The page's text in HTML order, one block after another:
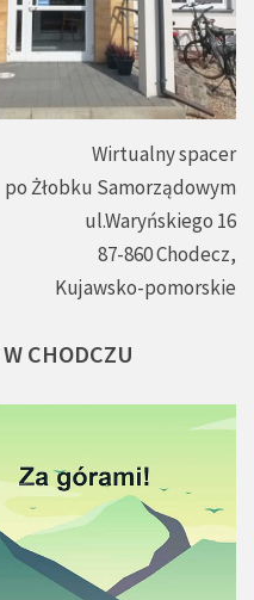
Wirtualny spacer
po Żłobku Samorządowym
ul.Waryńskiego 16
87-860 Chodecz,
Kujawsko-pomorskie
W CHODCZU